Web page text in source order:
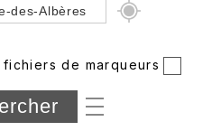
de marqueurs